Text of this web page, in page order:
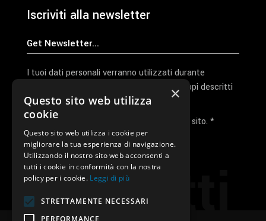
Contatti
Iscriviti alla newsletter
I tuoi dati personali verranno utilizzati durante
l'elaborazione della richiesta e per altri scopi descritti
nella nostraprivacy policy
Ho letto e accetto la privacy policy del sito. *
Invia I Dati
×
Questo sito web utilizza
cookie
Questo sito web utilizza i cookie per
migliorare la tua esperienza di navigazione.
Utilizzando il nostro sito web acconsenti a
tutti i cookie in conformità con la nostra
policy per i cookie. Leggi di più
STRETTAMENTE NECESSARI
PERFORMANCE